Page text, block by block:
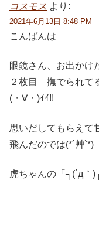
コスモス より:
2021年6月13日 8:48 PM
こんばんは
眼鏡さん、お出かけ
２枚目 撫でられて
(・∀・)ｲｲ!!
思いだしてもらえて
飛んだのでは(*´艸`*)
虎ちゃんの「┐(´д｀